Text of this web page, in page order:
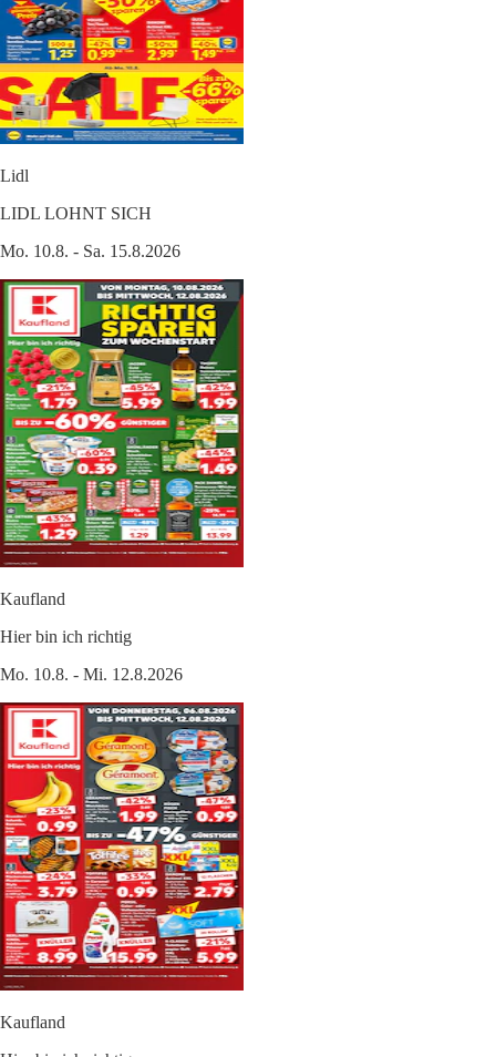
Lidl
LIDL LOHNT SICH
Mo. 10.8. - Sa. 15.8.2026
Kaufland
Hier bin ich richtig
Mo. 10.8. - Mi. 12.8.2026
Kaufland